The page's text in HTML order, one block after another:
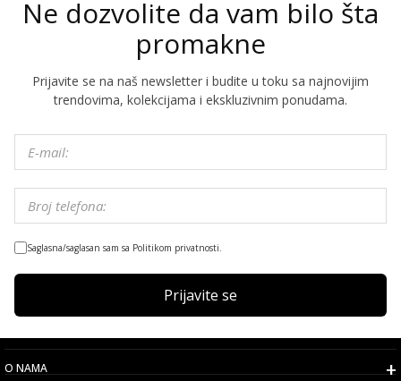
Ne dozvolite da vam bilo šta
promakne
Prijavite se na naš newsletter i budite u toku sa najnovijim
trendovima, kolekcijama i ekskluzivnim ponudama.
Saglasna/saglasan sam sa Politikom privatnosti.
Prijavite se
O NAMA